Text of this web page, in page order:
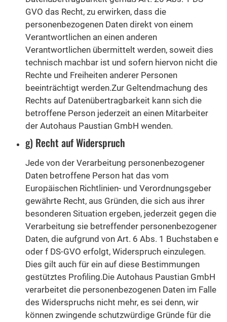
GVO das Recht, zu erwirken, dass die
personenbezogenen Daten direkt von einem
Verantwortlichen an einen anderen
Verantwortlichen übermittelt werden, soweit dies
technisch machbar ist und sofern hiervon nicht die
Rechte und Freiheiten anderer Personen
beeinträchtigt werden.Zur Geltendmachung des
Rechts auf Datenübertragbarkeit kann sich die
betroffene Person jederzeit an einen Mitarbeiter
der Autohaus Paustian GmbH wenden.
g) Recht auf Widerspruch
Jede von der Verarbeitung personenbezogener
Daten betroffene Person hat das vom
Europäischen Richtlinien- und Verordnungsgeber
gewährte Recht, aus Gründen, die sich aus ihrer
besonderen Situation ergeben, jederzeit gegen die
Verarbeitung sie betreffender personenbezogener
Daten, die aufgrund von Art. 6 Abs. 1 Buchstaben e
oder f DS-GVO erfolgt, Widerspruch einzulegen.
Dies gilt auch für ein auf diese Bestimmungen
gestütztes Profiling.Die Autohaus Paustian GmbH
verarbeitet die personenbezogenen Daten im Falle
des Widerspruchs nicht mehr, es sei denn, wir
können zwingende schutzwürdige Gründe für die